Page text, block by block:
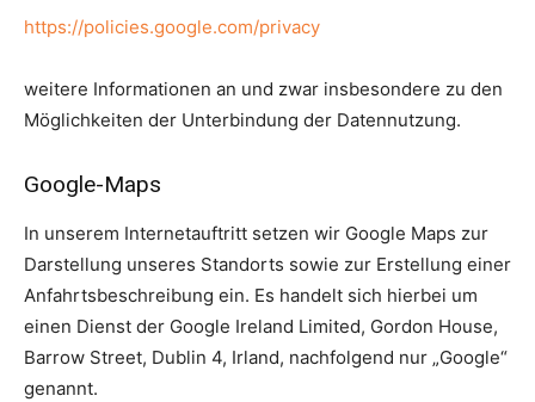
https://policies.google.com/privacy
weitere Informationen an und zwar insbesondere zu den
Möglichkeiten der Unterbindung der Datennutzung.
Google-Maps
In unserem Internetauftritt setzen wir Google Maps zur
Darstellung unseres Standorts sowie zur Erstellung einer
Anfahrtsbeschreibung ein. Es handelt sich hierbei um
einen Dienst der Google Ireland Limited, Gordon House,
Barrow Street, Dublin 4, Irland, nachfolgend nur „Google“
genannt.